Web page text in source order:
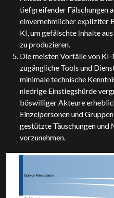
tiefgreifender Fälschungen
einvernehmlicher expliziter
KI, um gefälschte Inhalte
zu produzieren.
Die meisten Vorfälle von
zugängliche Tools und
minimale technische
niedrige Einstiegshürde
böswilliger Akteure
Einzelpersonen und
gestützte Täuschungen und
vorzunehmen.